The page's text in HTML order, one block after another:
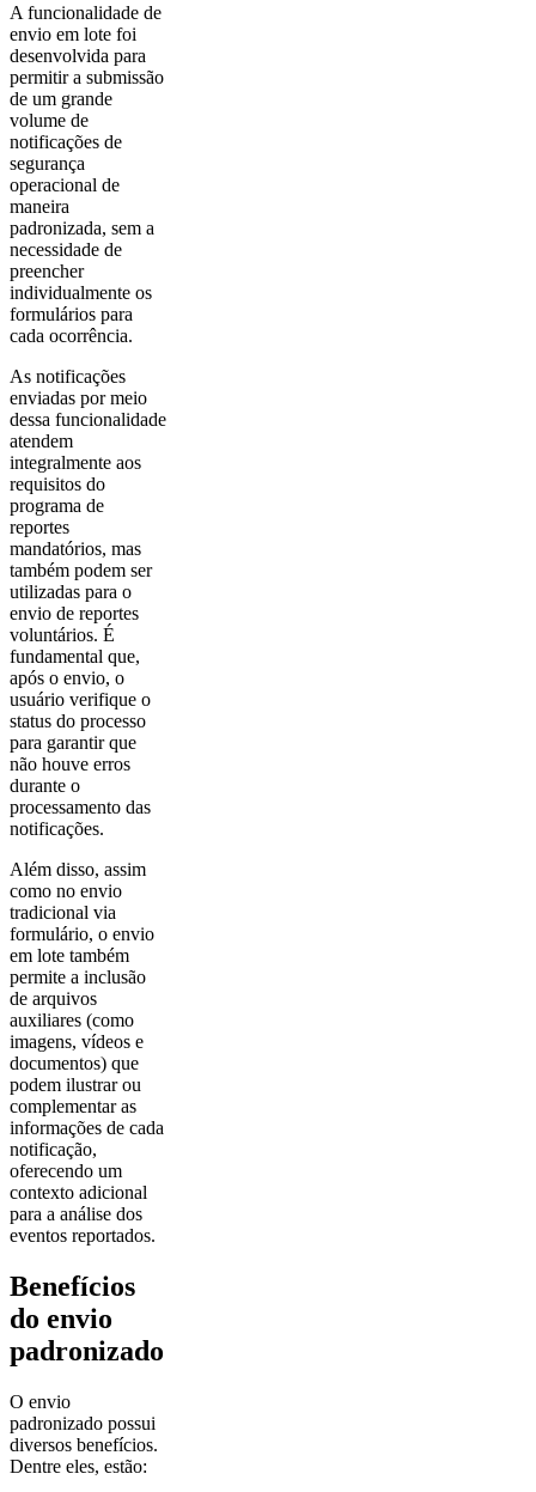
A funcionalidade de
envio em lote foi
desenvolvida para
permitir a submissão
de um grande
volume de
notificações de
segurança
operacional de
maneira
padronizada, sem a
necessidade de
preencher
individualmente os
formulários para
cada ocorrência.
As notificações
enviadas por meio
dessa funcionalidade
atendem
integralmente aos
requisitos do
programa de
reportes
mandatórios, mas
também podem ser
utilizadas para o
envio de reportes
voluntários. É
fundamental que,
após o envio, o
usuário verifique o
status do processo
para garantir que
não houve erros
durante o
processamento das
notificações.
Além disso, assim
como no envio
tradicional via
formulário, o envio
em lote também
permite a inclusão
de arquivos
auxiliares (como
imagens, vídeos e
documentos) que
podem ilustrar ou
complementar as
informações de cada
notificação,
oferecendo um
contexto adicional
para a análise dos
eventos reportados.
Benefícios
do envio
padronizado
O envio
padronizado possui
diversos benefícios.
Dentre eles, estão: